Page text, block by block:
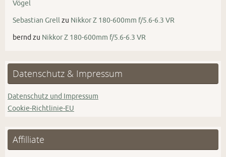
Vögel
Sebastian Grellzu Nikkor Z 180-600mm f/5.6-6.3 VR
bernd zu Nikkor Z 180-600mm f/5.6-6.3 VR
Datenschutz & Impressum
Datenschutz und Impressum
Cookie-Richtlinie-EU
Affilliate